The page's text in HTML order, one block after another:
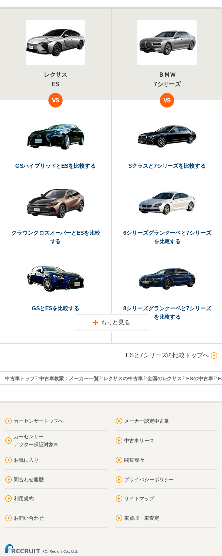
レクサス
ES
ＢＭＷ
7シリーズ
GSハイブリッドとESを比較する
クラウンクロスオーバーとESを比較
する
GSとESを比較する
Sクラスと7シリーズを比較する
6シリーズグランクーペと7シリーズ
を比較する
8シリーズグランクーペと7シリーズ
を比較する
もっと見る
ESと7シリーズの比較トップへ
中古車トップ 中古車検索：メーカー一覧 レクサスの中古車 全国のレクサス ESの中古車
カーセンサートップへ メーカー認定中古車
カーセンサー
アフター保証対象車
中古車リース
お気に入り 閲覧履歴
問合わせ履歴 プライバシーポリシー
利用規約 サイトマップ
お問い合わせ 車買取・車査定